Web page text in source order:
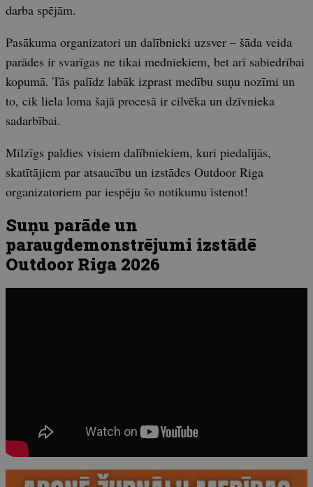
darba spējām.
Pasākuma organizatori un dalībnieki uzsver – šāda veida
parādes ir svarīgas ne tikai medniekiem, bet arī sabiedrībai
kopumā. Tās palīdz labāk izprast medību suņu nozīmi un
to, cik liela loma šajā procesā ir cilvēka un dzīvnieka
sadarbībai.
Milzīgs paldies visiem dalībniekiem, kuri piedalījās,
skatītājiem par atsaucību un izstādes Outdoor Riga
organizatoriem par iespēju šo notikumu īstenot!
Suņu parāde un
paraugdemonstrējumi izstādē
Outdoor Riga 2026